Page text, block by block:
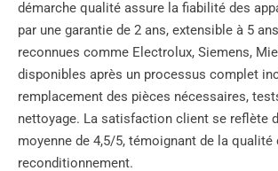
démarche qualité assure la fiabilité des
par une garantie de 2 ans, extensible à 5
reconnues comme Electrolux, Siemens,
disponibles après un processus complet
remplacement des pièces nécessaires,
nettoyage. La satisfaction client se reflète
moyenne de 4,5/5, témoignant de la qualité
reconditionnement.